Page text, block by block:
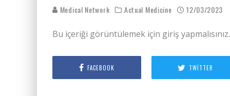
Medical Network Actual Medicine 12/03/2023
Bu içeriği görüntülemek için giriş
FACEBOOK TWITTER